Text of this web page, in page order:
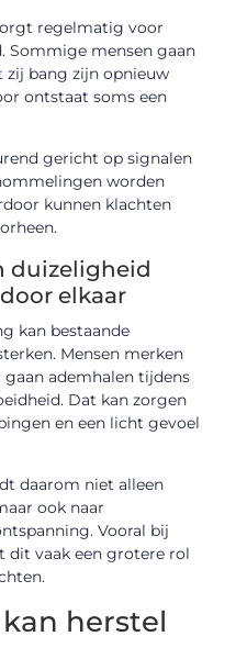
regelmatig voor
Sommige mensen gaan
bang zijn opnieuw
ontstaat soms een
gericht op signalen
worden
kunnen klachten
duizeligheid
elkaar
kan bestaande
Mensen merken
ademhalen tijdens
Dat kan zorgen
en een licht gevoel
daarom niet alleen
ook naar
Vooral bij
dit vaak een grotere rol
herstel